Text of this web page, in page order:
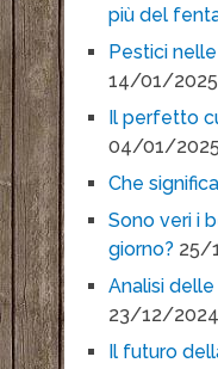
più del
Pestici
14/01/2025
Il perfetto
04/01/2025
Che
Sono veri i
giorno? 25/
Analisi
23/12/2024
Il futuro